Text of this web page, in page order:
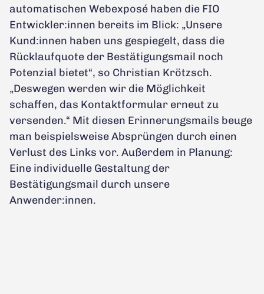
automatischen Webexposé haben die FIO
Entwickler:innen bereits im Blick: „Unsere
Kund:innen haben uns gespiegelt, dass die
Rücklaufquote der Bestätigungsmail noch
Potenzial bietet“, so Christian Krötzsch.
„Deswegen werden wir die Möglichkeit
schaffen, das Kontaktformular erneut zu
versenden.“ Mit diesen Erinnerungsmails beuge
man beispielsweise Absprüngen durch einen
Verlust des Links vor. Außerdem in Planung:
Eine individuelle Gestaltung der
Bestätigungsmail durch unsere
Anwender:innen.